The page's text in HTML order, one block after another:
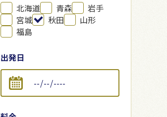
北海道 青森
岩手
宮城
秋田
山形
福島
出発日